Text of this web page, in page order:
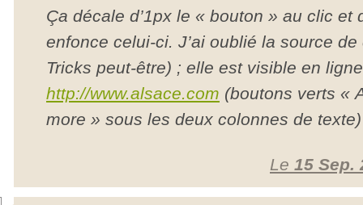
Ça décale d’1px le « bouton » au clic et
enfonce celui-ci. J’ai oublié la source
Tricks peut-être) ; elle est visible en
http://www.alsace.com (boutons verts «
more » sous les deux colonnes de texte)
Le 15 Sep.